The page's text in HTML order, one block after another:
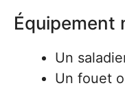
Équipement
Un
Un fouet